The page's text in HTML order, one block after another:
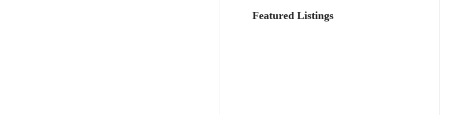
Featured Listings